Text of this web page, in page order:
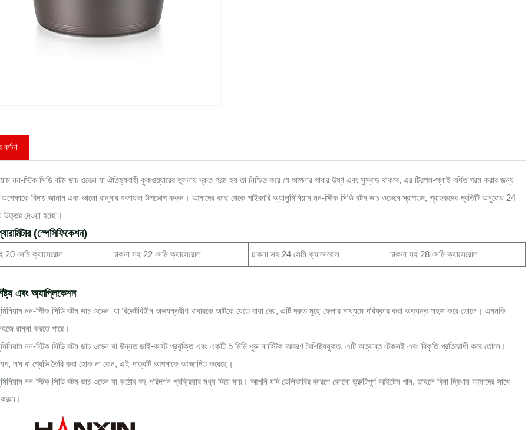
নন-স্টিক সিডি বটম ডাচ ওভেন যা ঐতিহ্যবাহী কুকওয়্যারের তুলনায় দ্রুত গরম হয় তা নিশ্চিত করে যে আপনার খাবার উষ্ণ এবং সুস্বাদু থাকবে, এর ট্রিপল-প্লাই বর্ধিত গরম করার জন্য
বিদায় জানান এবং ভালো রান্নার ফলাফল উপভোগ করুন। আমাদের কাছ থেকে পাইকারি অ্যালুমিনিয়াম নন-স্টিক সিডি বটম ডাচ ওভেনে স্বাগতম, গ্রাহকদের প্রতিটি অনুরোধ 24
উত্তর দেওয়া হচ্ছে।
(স্পেসিফিকেশন)
20 সেমি ক্যাসেরোল ঢাকনা সহ 22 সেমি ক্যাসেরোল ঢাকনা সহ 24 সেমি ক্যাসেরোল ঢাকনা সহ 28 সেমি ক্যাসেরোল
এবং অ্যাপ্লিকেশন
নন-স্টিক সিডি বটম ডাচ ওভেন যা রিভেটবিহীন অভ্যন্তরীণ খাবারকে আটকে যেতে বাধা দেয়, এটি দ্রুত মুছে ফেলার মাধ্যমে পরিষ্কার করা অত্যন্ত সহজ করে তোলে। এমনকি
রান্না করতে পারে।
নন-স্টিক সিডি বটম ডাচ ওভেন যা উন্নত ডাই-কাস্ট প্রযুক্তি এবং একটি 5 মিমি পুরু ননস্টিক আবরণ বৈশিষ্ট্যযুক্ত, এটি অত্যন্ত টেকসই এবং বিকৃতি প্রতিরোধী করে তোলে।
সস বা গ্রেভি তৈরি করা হোক না কেন, এই পাত্রটি আপনাকে আচ্ছাদিত করেছে।
নন-স্টিক সিডি বটম ডাচ ওভেন যা কঠোর বহু-পরিদর্শন প্রক্রিয়ার মধ্য দিয়ে যায়। আপনি যদি ডেলিভারির কারণে কোনো ত্রুটিপূর্ণ আইটেম পান, তাহলে বিনা দ্বিধায় আমাদের সাথে
করুন।